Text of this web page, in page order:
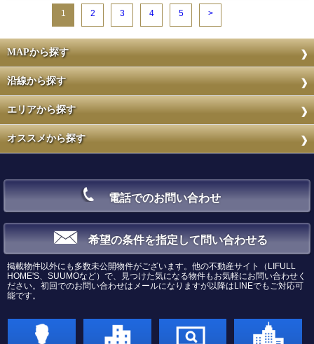
1 2 3 4 5 >
MAPから探す
沿線から探す
エリアから探す
オススメから探す
電話でのお問い合わせ
希望の条件を指定して問い合わせる
掲載物件以外にも多数未公開物件がございます。他の不動産サイト（LIFULL
HOME'S、SUUMOなど）で、見つけた気になる物件もお気軽にお問い合わせく
ださい。初回でのお問い合わせはメールになりますが以降はLINEでもご対応可
能です。